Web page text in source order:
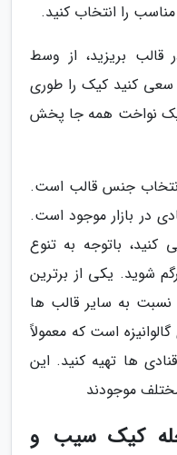
را انتخاب کنید.
بریزید، از وسط
سعی کنید کیک را طوری
یک نواخت همه جا پخش
جنس قالب است.
در بازار موجود است.
باتوجه به تنوع
شوید. یکی از برترین
نسبت به سایر قالب ها
است که معمولاً
ها تهیه کنید. این
موجودند
کیک سیب و